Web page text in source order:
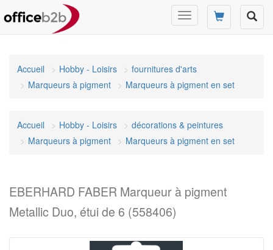
Changer
mode
Accueil
Hobby - Loisirs
fournitures d'arts
Marqueurs à pigment
Marqueurs à pigment en set
Accueil Hobby - Loisirs
décorations & peintures
Marqueurs à pigment
Marqueurs à pigment en set
EBERHARD FABER Marqueur à pigment
Metallic Duo, étui de 6 (558406)